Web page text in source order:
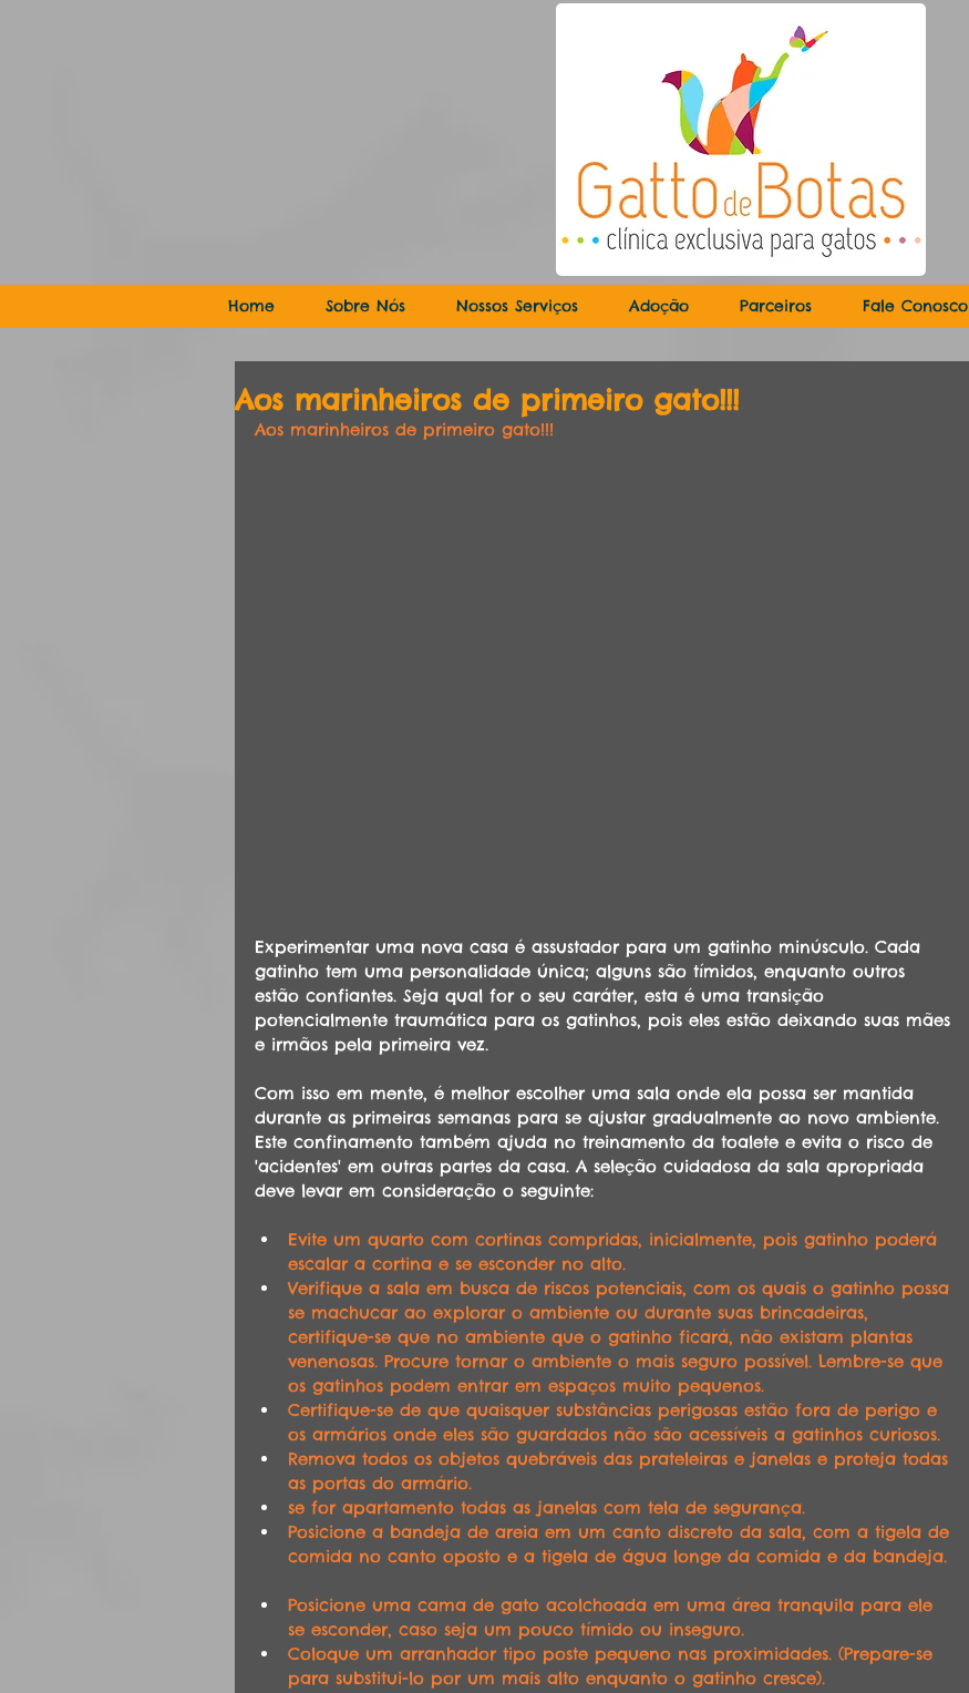
Home Sobre Nós Nossos Serviços Adoção Parceiros Fale Conosco
Aos marinheiros de primeiro gato!!!
Aos marinheiros de primeiro gato!!!
Experimentar uma nova casa é assustador para um gatinho minúsculo. Cada
gatinho tem uma personalidade única; alguns são tímidos, enquanto outros
estão confiantes. Seja qual for o seu caráter, esta é uma transição
potencialmente traumática para os gatinhos, pois eles estão deixando suas mães
e irmãos pela primeira vez.
Com isso em mente, é melhor escolher uma sala onde ela possa ser mantida
durante as primeiras semanas para se ajustar gradualmente ao novo ambiente.
Este confinamento também ajuda no treinamento da toalete e evita o risco de
'acidentes' em outras partes da casa. A seleção cuidadosa da sala apropriada
deve levar em consideração o seguinte:
Evite um quarto com cortinas compridas, inicialmente, pois gatinho poderá
escalar a cortina e se esconder no alto.
Verifique a sala em busca de riscos potenciais, com os quais o gatinho possa
se machucar ao explorar o ambiente ou durante suas brincadeiras,
certifique-se que no ambiente que o gatinho ficará, não existam plantas
venenosas. Procure tornar o ambiente o mais seguro possível. Lembre-se que
os gatinhos podem entrar em espaços muito pequenos.
Certifique-se de que quaisquer substâncias perigosas estão fora de perigo e
os armários onde eles são guardados não são acessíveis a gatinhos curiosos.
Remova todos os objetos quebráveis das prateleiras e janelas e proteja todas
as portas do armário.
se for apartamento todas as janelas com tela de segurança.
Posicione a bandeja de areia em um canto discreto da sala, com a tigela de
comida no canto oposto e a tigela de água longe da comida e da bandeja.
Posicione uma cama de gato acolchoada em uma área tranquila para ele
se esconder, caso seja um pouco tímido ou inseguro.
Coloque um arranhador tipo poste pequeno nas proximidades. (Prepare-se
para substitui-lo por um mais alto enquanto o gatinho cresce).